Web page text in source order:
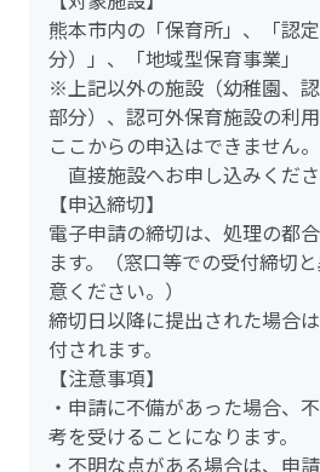
熊本市内の「保育所」、「認
分）」、「地域型保育事業」
※上記以外の施設（幼稚園、
部分）、認可外保育施設の利
ここからの申込はできません。
直接施設へお申し込みくださ
【申込締切】
電子申請の締切は、処理の都
ます。（窓口等での受付締切
意ください。）
締切日以降に提出された場合
付されます。
【注意事項】
・申請に不備があった場合、
考を受けることになります。
・不明な点がある場合は、申